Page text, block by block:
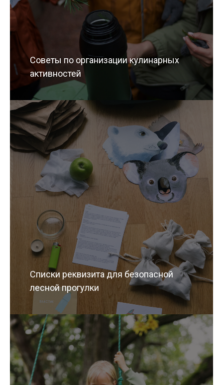
Советы по организации кулинарных
активностей
Списки реквизита для безопасной
лесной прогулки